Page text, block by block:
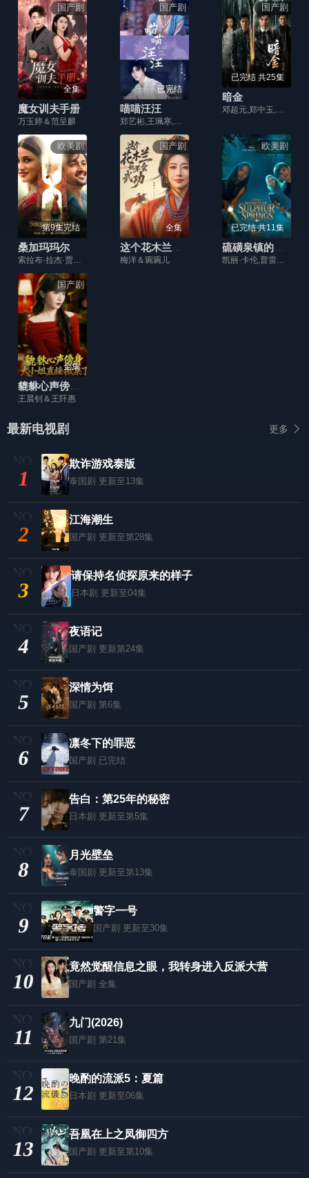
国产剧
全集
魔女训夫手册
万玉婷＆范呈麒
国产剧
已完结
喵喵汪汪
郑艺彬,王珮寒,周川珺,张嘉希,王思远,杜憬仪,孙启恒,郭星冶
国产剧
已完结 共25集
暗金
邓超元,郑中玉,匡牧野,张腾,钟晨瑶,徐永革,赵晓明,张曦文,甄琪
欧美剧
第9集完结
桑加玛玛尔
索拉布·拉杰·贾因,希恩·达斯,阿维纳什·瓦德哈万,斯米塔·班萨尔,哈立德·西迪基
国产剧
全集
这个花木兰她不会武功
梅洋＆琬琬儿
欧美剧
已完结 共11集
硫磺泉镇的秘密第一季
凯丽·卡伦,普雷斯顿·奥利弗,埃尔·格雷厄姆,兰登·戈登
国产剧
全集
貔貅心声傍身，大小姐直接掀桌了
王晨钊＆王阡惠
最新电视剧 更多
1
欺诈游戏泰版
泰国剧 更新至13集
2
江海潮生
国产剧 更新至第28集
3
请保持名侦探原来的样子
日本剧 更新至04集
4
夜语记
国产剧 更新第24集
5
深情为饵
国产剧 第6集
6
凛冬下的罪恶
国产剧 已完结
7
告白：第25年的秘密
日本剧 更新至第5集
8
月光壁垒
泰国剧 更新至第13集
9
警字一号
国产剧 更新至30集
10
竟然觉醒信息之眼，我转身进入反派大营
国产剧 全集
11
九门(2026)
国产剧 第21集
12
晚酌的流派5：夏篇
日本剧 更新至06集
13
吾凰在上之凤御四方
国产剧 更新至第10集